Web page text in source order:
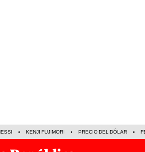
KENJI FUJIMORI PRECIO DEL DÓLAR